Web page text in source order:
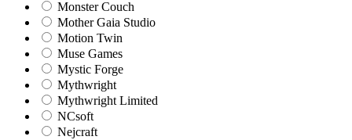
Monster Couch
Mother Gaia Studio
Motion Twin
Muse Games
Mystic Forge
Mythwright
Mythwright Limited
NCsoft
Nejcraft